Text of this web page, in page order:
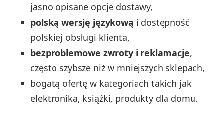
jasno opisane opcje dostawy,
polską wersję językową i dostępność
polskiej obsługi klienta,
bezproblemowe zwroty i reklamacje,
często szybsze niż w mniejszych sklepach,
bogatą ofertę w kategoriach takich jak
elektronika, książki, produkty dla domu.